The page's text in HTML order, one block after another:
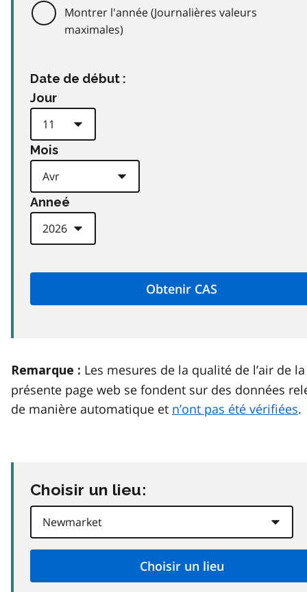
Montrer l'année (Journalières valeurs
maximales)
Date de début :
Jour
Mois
Anneé
Remarque : Les mesures de la qualité de l’air de la
présente page web se fondent sur des données
de manière automatique et n’ont pas été vérifiées.
Choisir un lieu: